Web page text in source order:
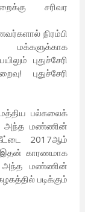
சரிவர
நிரம்பி
மக்களுக்காக
புதுச்சேரி
புதுச்சேரி
மத்திய பல்கலைக்
அந்த மண்ணின்
2017ஆம்
இதன் காரணமாக
அந்த மண்ணின்
படிக்கும்